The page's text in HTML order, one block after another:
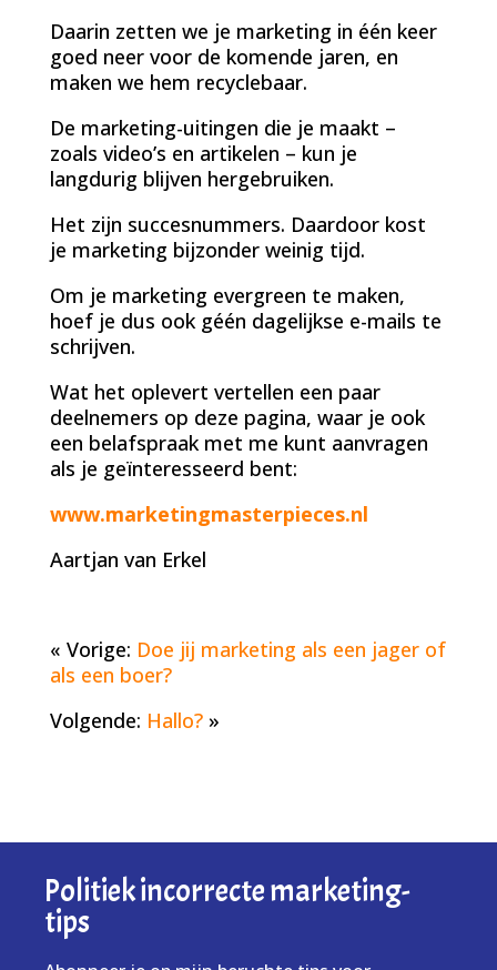
Daarin zetten we je marketing in één keer
goed neer voor de komende jaren, en
maken we hem recyclebaar.
De marketing-uitingen die je maakt –
zoals video’s en artikelen – kun je
langdurig blijven hergebruiken.
Het zijn succesnummers. Daardoor kost
je marketing bijzonder weinig tijd.
Om je marketing evergreen te maken,
hoef je dus ook géén dagelijkse e-mails te
schrijven.
Wat het oplevert vertellen een paar
deelnemers op deze pagina, waar je ook
een belafspraak met me kunt aanvragen
als je geïnteresseerd bent:
www.marketingmasterpieces.nl
Aartjan van Erkel
« Vorige: Doe jij marketing als een jager of
als een boer?
Volgende: Hallo?»
Politiek incorrecte marketing-
tips